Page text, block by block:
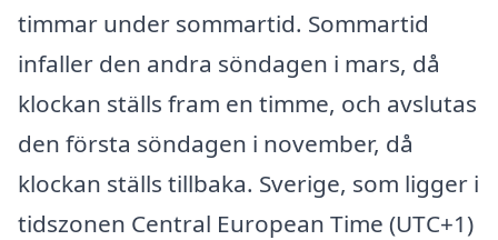
timmar under sommartid. Sommartid
infaller den andra söndagen i mars, då
klockan ställs fram en timme, och avslutas
den första söndagen i november, då
klockan ställs tillbaka. Sverige, som ligger i
tidszonen Central European Time (UTC+1)